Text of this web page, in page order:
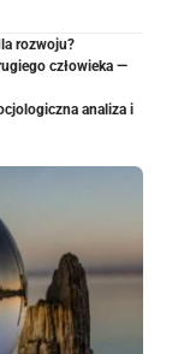
rozwoju?
człowieka —
analiza i